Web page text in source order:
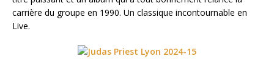
carrière du groupe en 1990. Un classique incontournable en
Live.